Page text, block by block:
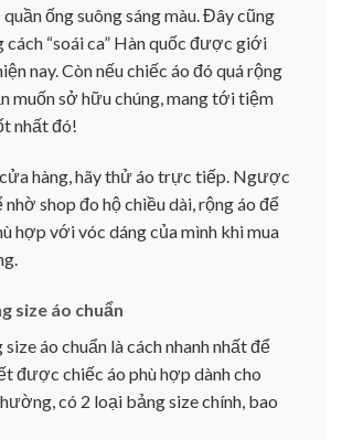
ống suông sáng màu. Đây cũng
cách “soái ca” Hàn quốc được giới
nay. Còn nếu chiếc áo đó quá rộng
muốn sở hữu chúng, mang tới tiệm
nhất đó!
hàng, hãy thử áo trực tiếp. Ngược
nhờ shop đo hộ chiều dài, rộng áo để
hợp với vóc dáng của mình khi mua
size áo chuẩn
áo chuẩn là cách nhanh nhất để
được chiếc áo phù hợp dành cho
có 2 loại bảng size chính, bao